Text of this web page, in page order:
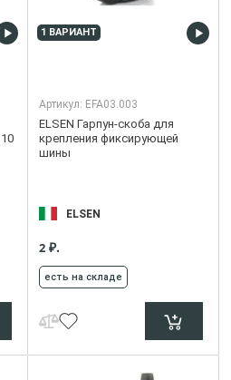
1 ВАРИАНТ
Артикул: EFA03.003
ELSEN Гарпун-скоба для
крепления фиксирующей
шины
ELSEN
2 ₽.
есть на складе